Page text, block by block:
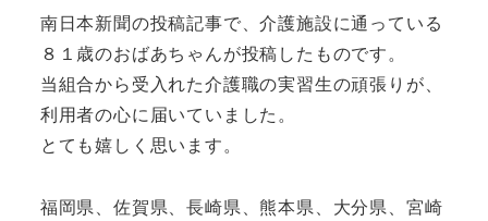
南日本新聞の投稿記事で、介護施設に通っている
８１歳のおばあちゃんが投稿したものです。
当組合から受入れた介護職の実習生の頑張りが、
利用者の心に届いていました。
とても嬉しく思います。
福岡県、佐賀県、長崎県、熊本県、大分県、宮崎